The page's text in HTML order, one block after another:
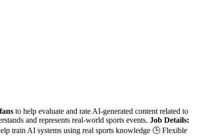
to help evaluate and rate AI-generated content related to
and represents real-world sports events. Job Details:
train AI systems using real sports knowledge 🕒 Flexible